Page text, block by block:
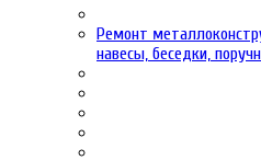
Ремонт
навесы, беседки,